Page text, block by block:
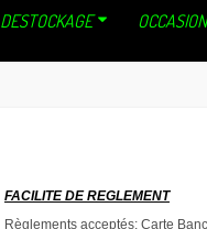
DESTOCKAGE
FACILITE DE REGLEMENT
Règlements acceptés; Carte